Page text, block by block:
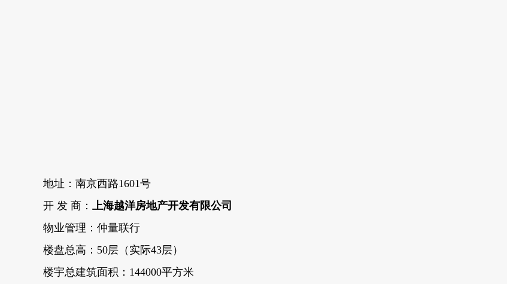
地址：南京西路1601号
开 发 商： 上海越洋房地产开发有限公司
物业管理：仲量联行
楼盘总高：50层（实际43层）
楼宇总建筑面积：144000平方米